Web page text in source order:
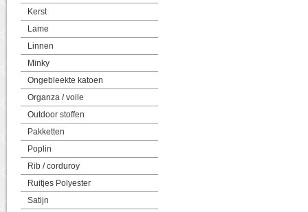
Kerst
Lame
Linnen
Minky
Ongebleekte katoen
Organza / voile
Outdoor stoffen
Pakketten
Poplin
Rib / corduroy
Ruitjes Polyester
Satijn